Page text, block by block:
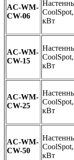
AC-WM-
CW-06
кВт
AC-WM-
CW-15
кВт
AC-WM-
CW-25
кВт
AC-WM-
CW-50
кВт